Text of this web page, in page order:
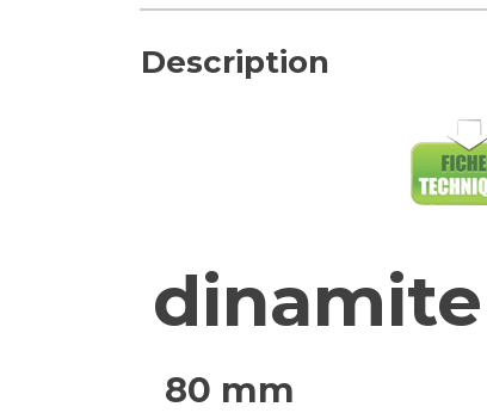
Description
dinamite
80 mm